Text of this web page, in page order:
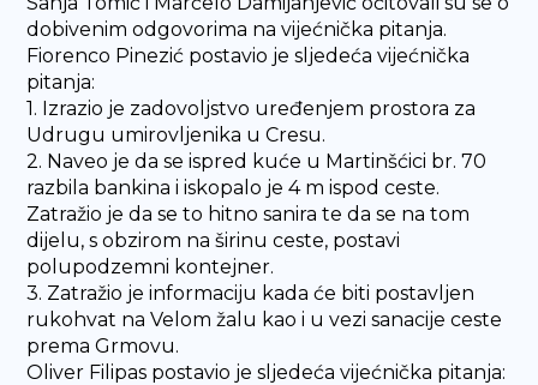
dobivenim odgovorima na vijećnička pitanja.
Fiorenco Pinezić postavio je sljedeća vijećnička
pitanja:
1. Izrazio je zadovoljstvo uređenjem prostora za
Udrugu umirovljenika u Cresu.
2. Naveo je da se ispred kuće u Martinšćici br. 70
razbila bankina i iskopalo je 4 m ispod ceste.
Zatražio je da se to hitno sanira te da se na tom
dijelu, s obzirom na širinu ceste, postavi
polupodzemni kontejner.
3. Zatražio je informaciju kada će biti postavljen
rukohvat na Velom žalu kao i u vezi sanacije ceste
prema Grmovu.
Oliver Filipas postavio je sljedeća vijećnička pitanja: